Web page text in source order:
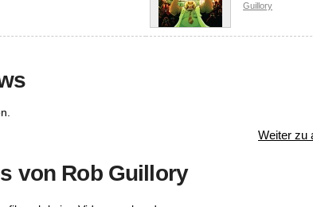
Guillory
Weiter zu
von Rob Guillory